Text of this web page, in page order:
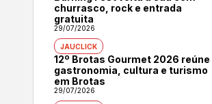
churrasco, rock e entrada
gratuita
29/07/2026
JAUCLICK
12º Brotas Gourmet 2026 reúne
gastronomia, cultura e turismo
em Brotas
29/07/2026